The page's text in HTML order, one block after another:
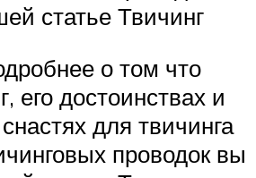
статье Твичинг
о том что
его достоинствах и
для твичинга
проводок вы